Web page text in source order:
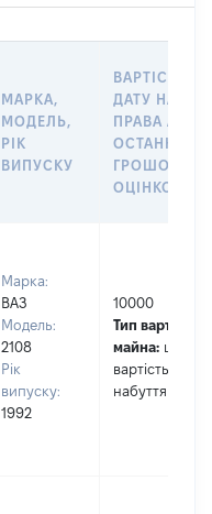
МАРКА,
МОДЕЛЬ,
РІК
ВИПУСКУ
ВАРТІСТЬ НА
ДАТУ
ПРАВА АБО
ГРОШОВОЮ
ОЦІНКОЮ,
Марка:
ВАЗ
Модель:
2108
Рік
випуску:
1992
10000
Тип вартості
майна: це
вартість на
набуття права